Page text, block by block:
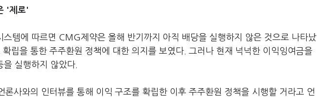
'제로'
스템에 따르면 CMG제약은 올해 반기까지 아직 배당을 실행하지 않은 것으로 나타났
립을 통한 주주환원 정책에 대한 의지를 보였다. 그러나 현재 넉넉한 이익잉여금을
실행하지 않았다.
사와의 인터뷰를 통해 이익 구조를 확립한 이후 주주환원 정책을 시행할 거라고 언